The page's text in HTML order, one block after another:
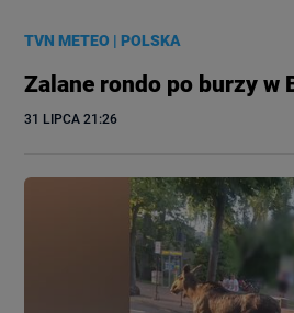
TVN METEO |POLSKA
Zalane rondo po burzy w
31 LIPCA 21:26